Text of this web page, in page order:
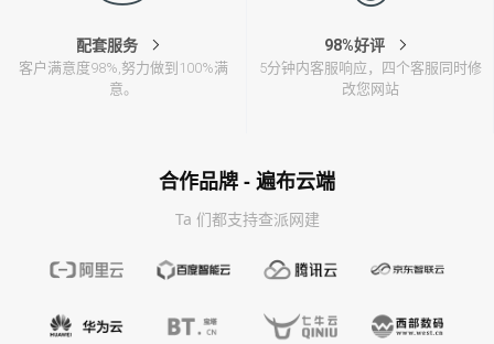
配套服务
客户满意度98%,努力做到100%满
意。
98%好评
5分钟内客服响应，四个客服同时修
改您网站
合作品牌 - 遍布云端
Ta 们都支持查派网建